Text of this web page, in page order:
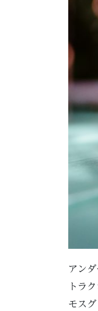
アン
トラ
モス